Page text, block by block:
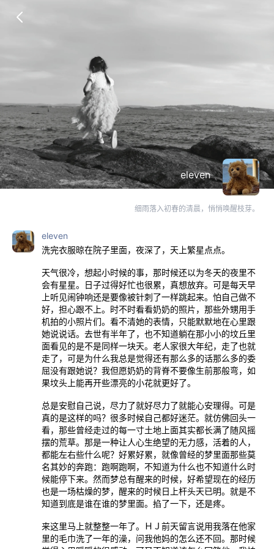
eleven
细雨落入初春的清晨，悄悄唤醒枝芽。
eleven
洗完衣服晾在院子里面，夜深了，天上繁星点点。
天气很冷，想起小时候的事，那时候还以为冬天的夜里不
会有星星。日子过得好忙也很累，真想放弃。可是每天早
上听见闹钟响还是要像被针刺了一样跳起来。怕自己做不
好，担心跟不上。时不时看看奶奶的照片，那些外甥用手
机拍的小照片们。看不清她的表情，只能默默地在心里跟
她说说话。去世有半年了，也不知道躺在那小小的坟丘里
面看见的是不是同样一块天。老人家很大年纪，走了也就
走了，可是为什么我总是觉得还有那么多的话那么多的委
屈没有跟她说？我但愿奶奶的背脊不要像生前那般弯，如
果坟头上能再开些漂亮的小花就更好了。
总是安慰自己说，尽力了就好尽力了就能心安理得。可是
真的是这样的吗？很多时候自己都好迷茫。就仿佛回头一
看，那些曾经走过的每一寸土地上面其实都长满了随风摇
摆的荒草。那是一种让人心生绝望的无力感，活着的人，
都能左右些什么呢？好累好累，就像曾经的梦里面那些莫
名其妙的奔跑：跑啊跑啊，不知道为什么也不知道什么时
候能停下来。然而梦总有醒来的时候，好希望现在的经历
也是一场枯燥的梦，醒来的时候日上杆头天已明。就是不
知道到底是谁在谁的梦里面。掐了一下，还是疼。
来这里马上就整整一年了。ＨＪ前天留言说用我落在他家
里的毛巾洗了一年的澡，问我他妈的怎么还不回。那时候